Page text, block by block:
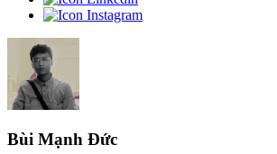
Bùi Mạnh Đức